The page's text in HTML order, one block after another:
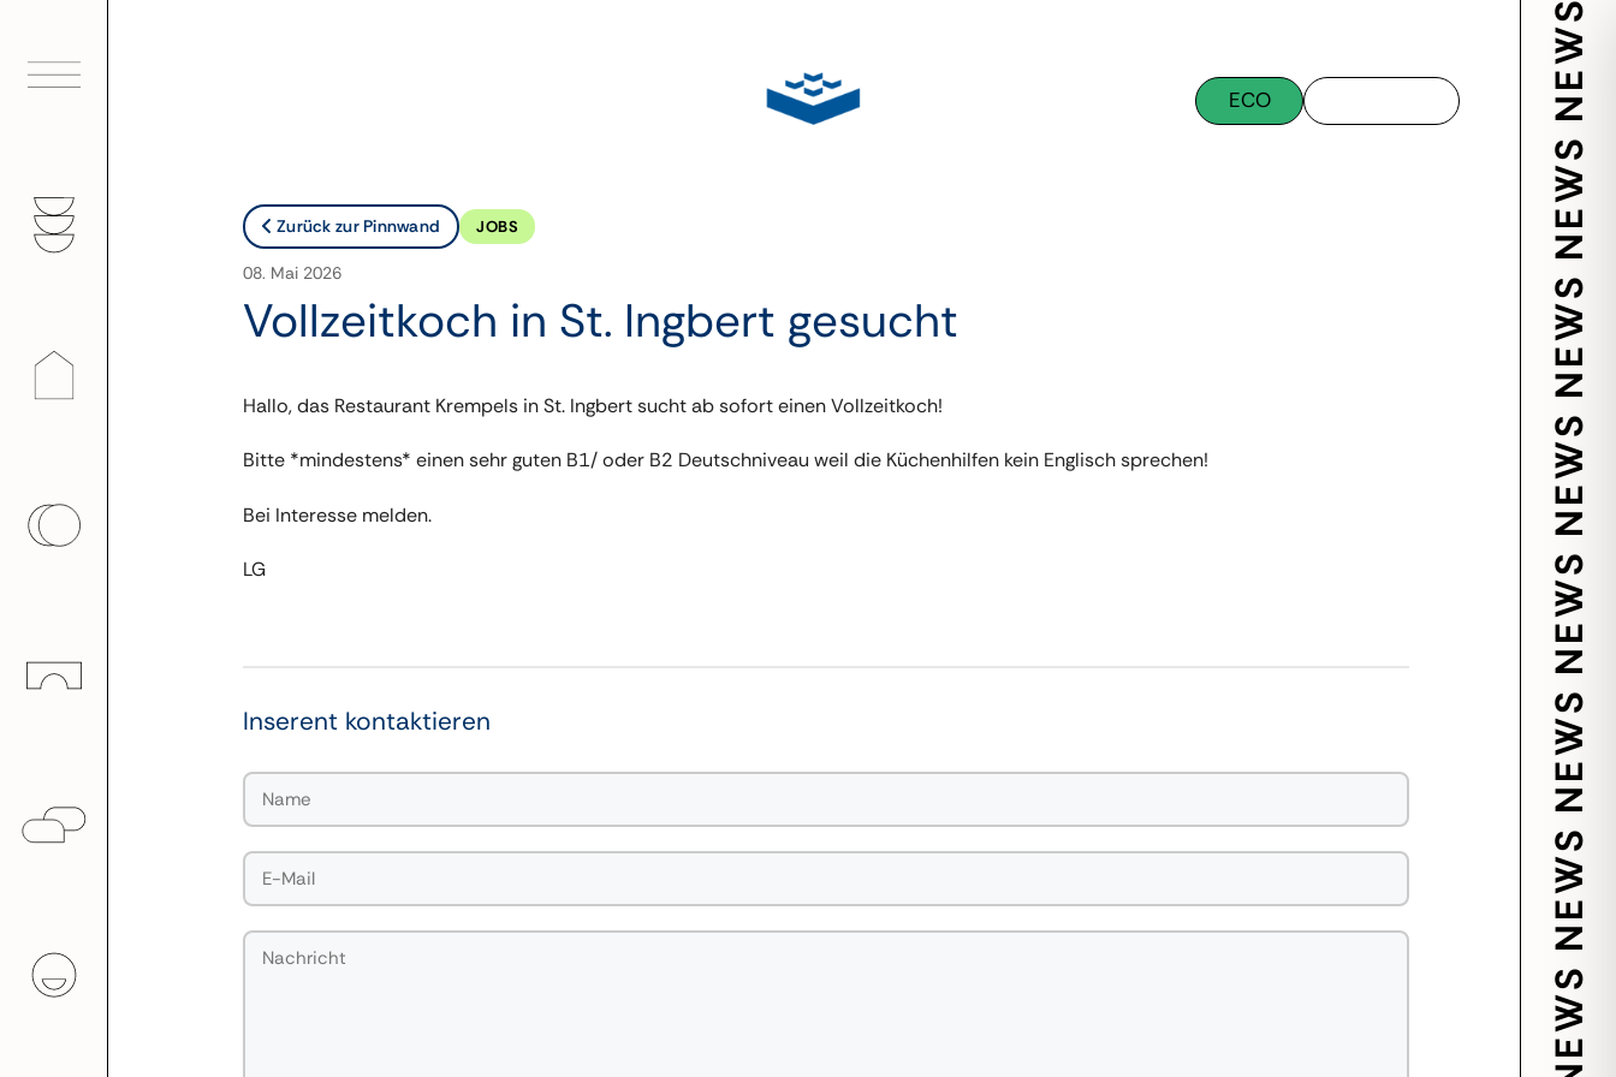
springen
ECO
Zurück zur Pinnwand JOBS
08. Mai 2026
Vollzeitkoch in St. Ingbert gesucht
Hallo, das Restaurant Krempels in St. Ingbert sucht ab sofort einen Vollzeitkoch!
Bitte *mindestens* einen sehr guten B1/ oder B2 Deutschniveau weil die Küchenhilfen kein Englisch sprechen!
Bei Interesse melden.
LG
Inserent kontaktieren